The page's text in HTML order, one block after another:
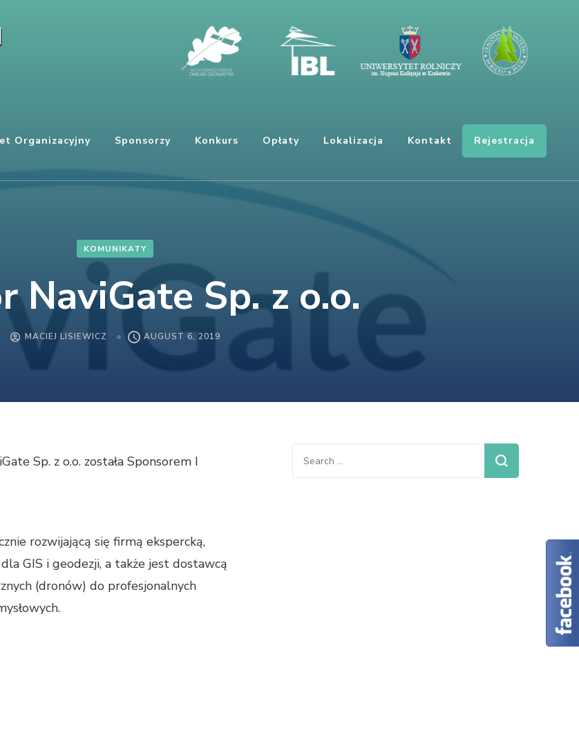
Organizacyjny Sponsorzy Konkurs Opłaty Lokalizacja Kontakt Rejestracja
KOMUNIKATY
NaviGate Sp. z o.o.
MACIEJ LISIEWICZ AUGUST 6, 2019
Sp. z o.o. została Sponsorem I
rozwijającą się firmą ekspercką,
GIS i geodezji, a także jest dostawcą
(dronów) do profesjonalnych